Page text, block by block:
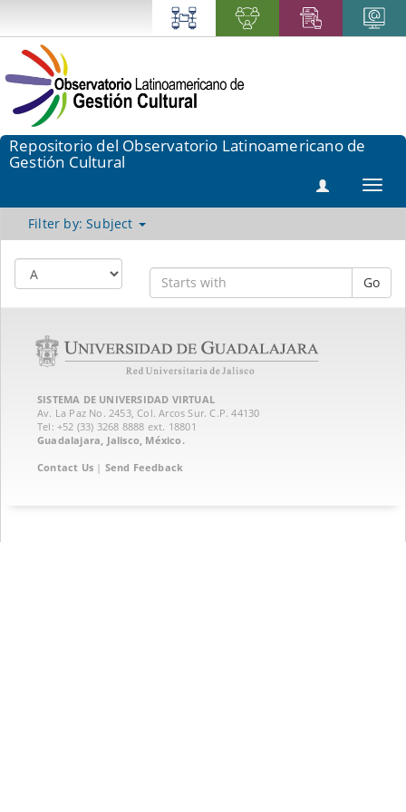
Repositorio del Observatorio Latinoamericano de
Gestión Cultural
Filter by: Subject
Go
SISTEMA DE UNIVERSIDAD VIRTUAL
Av. La Paz No. 2453, Col. Arcos Sur. C.P. 44130
Tel: +52 (33) 3268 8888‏ ext. 18801
Guadalajara, Jalisco, México.
Contact Us | Send Feedback